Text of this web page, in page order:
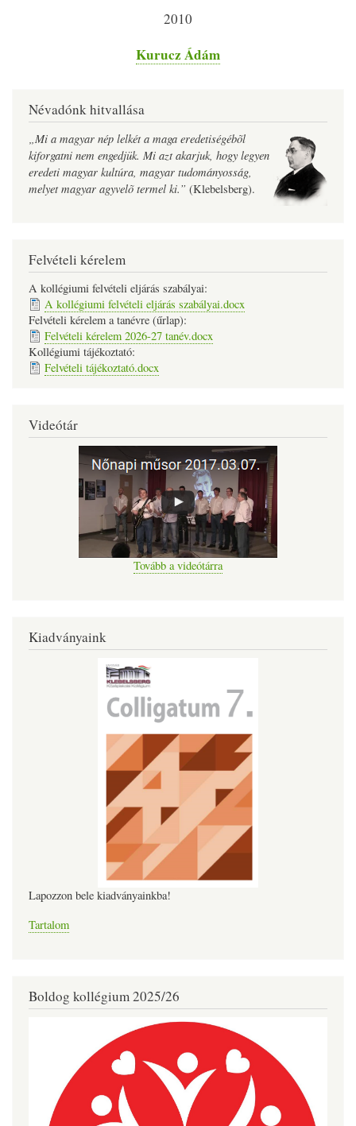
2010
Kurucz Ádám
Névadónk hitvallása
„Mi a magyar nép lelkét a maga eredetiségébõl
kiforgatni nem engedjük. Mi azt akarjuk, hogy legyen
eredeti magyar kultúra, magyar tudományosság,
melyet magyar agyvelõ termel ki.” (Klebelsberg).
Felvételi kérelem
A kollégiumi felvételi eljárás szabályai:
A kollégiumi felvételi eljárás szabályai.docx
Felvételi kérelem a tanévre (űrlap):
Felvételi kérelem 2026-27 tanév.docx
Kollégiumi tájékoztató:
Felvételi tájékoztató.docx
Videótár
Tovább a videótárra
Kiadványaink
Lapozzon bele kiadványainkba!
Tartalom
Boldog kollégium 2025/26